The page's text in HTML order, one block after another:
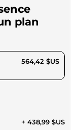
plan
564,42 $US
+ 438,99 $US